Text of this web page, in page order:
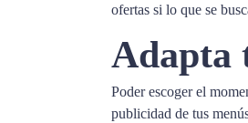
ofertas si lo que se
Adapta
Poder escoger el
publicidad de tus